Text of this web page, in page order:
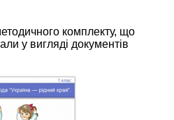
комплекту, що
у вигляді документів